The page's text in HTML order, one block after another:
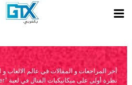
PRIMARY
أخر المراجعات و المقالات في عالم الالعاب و